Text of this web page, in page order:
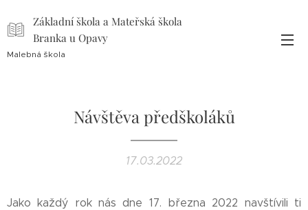
Základní škola a Mateřská škola
Branka u Opavy
Malebná škola
Návštěva předškoláků
17.03.2022
Jako každý rok nás dne 17. března 2022 navštívili ti